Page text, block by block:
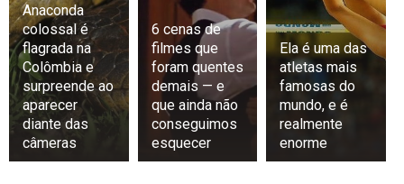
Anaconda
colossal é
flagrada na
Colômbia e
surpreende ao
aparecer
diante das
câmeras
6 cenas de
filmes que
foram quentes
demais — e
que ainda não
conseguimos
esquecer
Ela é uma das
atletas mais
famosas do
mundo, e é
realmente
enorme
Exclusivo: